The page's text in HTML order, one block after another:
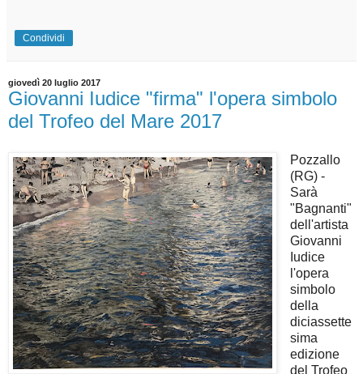
Condividi
giovedì 20 luglio 2017
Giovanni Iudice "firma" l'opera simbolo
del Trofeo del Mare 2017
Pozzallo
(RG) -
Sarà
"Bagnanti"
dell'artista
Giovanni
Iudice
l'opera
simbolo
della
diciassette
sima
edizione
del Trofeo